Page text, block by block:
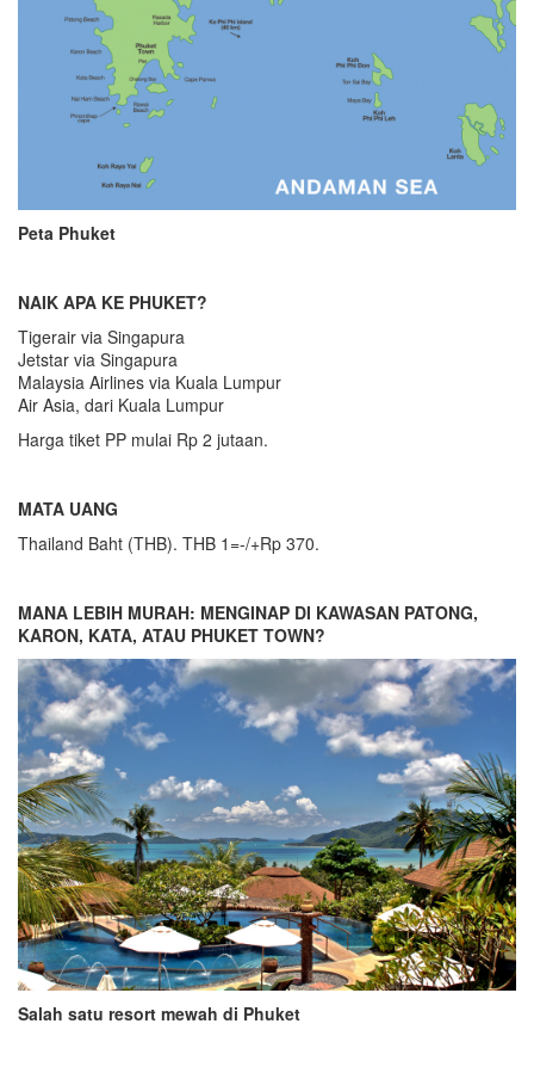
Peta Phuket
NAIK APA KE PHUKET?
Tigerair via Singapura
Jetstar via Singapura
Malaysia Airlines via Kuala Lumpur
Air Asia, dari Kuala Lumpur
Harga tiket PP mulai Rp 2 jutaan.
MATA UANG
Thailand Baht (THB). THB 1=-/+Rp 370.
MANA LEBIH MURAH: MENGINAP DI KAWASAN PATONG,
KARON, KATA, ATAU PHUKET TOWN?
Salah satu resort mewah di Phuket